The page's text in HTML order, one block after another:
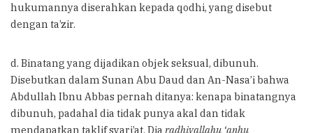
hukumannya diserahkan kepada qodhi, yang disebut
dengan ta’zir.
d. Binatang yang dijadikan objek seksual, dibunuh.
Disebutkan dalam Sunan Abu Daud dan An-Nasa’i bahwa
Abdullah Ibnu Abbas pernah ditanya: kenapa binatangnya
dibunuh, padahal dia tidak punya akal dan tidak
mendapatkan taklif syari’at. Dia radhiyallahu ‘anhu